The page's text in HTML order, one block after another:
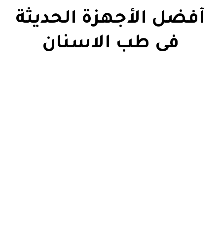
أفضل الأجهزة الحديثة
فى طب الاسنان